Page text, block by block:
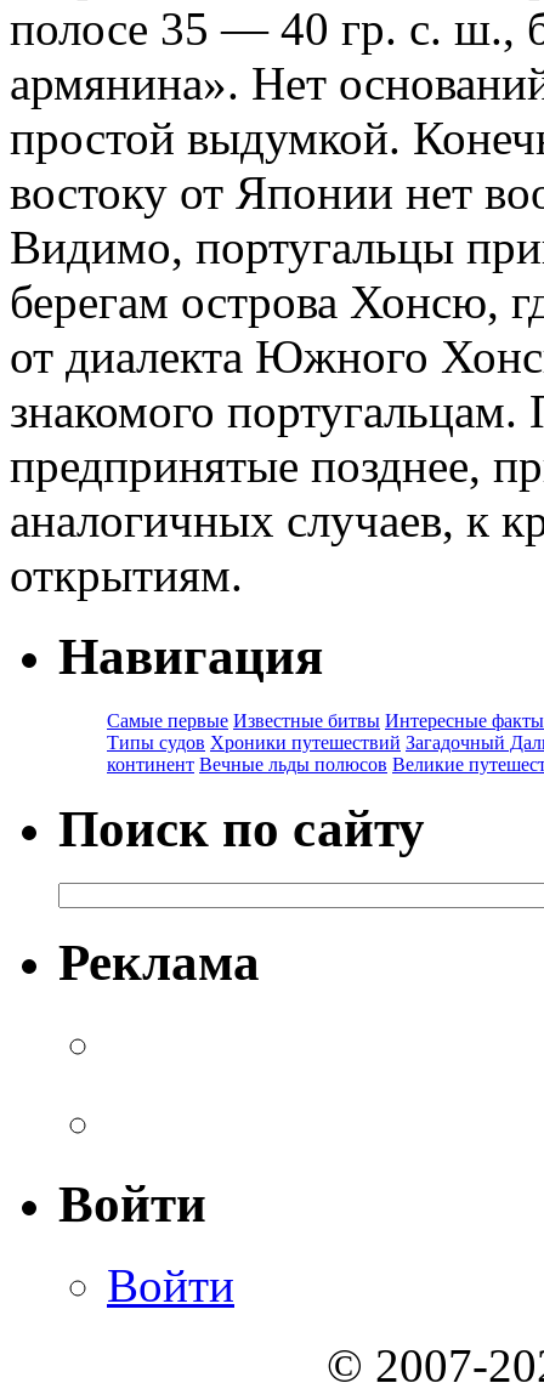
полосе 35 — 40 гр. с. ш.,
армянина». Нет
простой выдумкой.
востоку от Японии нет
Видимо, португальцы
берегам острова Хонсю,
от диалекта Южного
знакомого
предпринятые позднее,
аналогичных случаев, к
открытиям.
Навигация
Самые первые Известные битвы Интересные факты
Типы судов Хроники путешествий Загадочный
континент Вечные льды полюсов Великие
Поиск по сайту
Реклама
Войти
Войти
© 2007-